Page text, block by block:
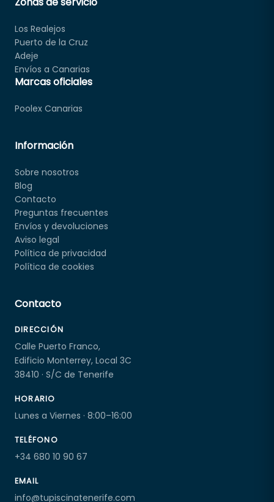
Los Realejos
Puerto de la Cruz
Adeje
Envíos a Canarias
Marcas oficiales
Poolex Canarias
Información
Sobre nosotros
Blog
Contacto
Preguntas frecuentes
Envíos y devoluciones
Aviso legal
Política de privacidad
Política de cookies
Contacto
DIRECCIÓN
Calle Puerto Franco,
Edificio Monterrey, Local 3C
38410 · S/C de Tenerife
HORARIO
Lunes a Viernes · 8:00–16:00
TELÉFONO
+34 680 10 90 67
EMAIL
info@tupiscinatenerife.com